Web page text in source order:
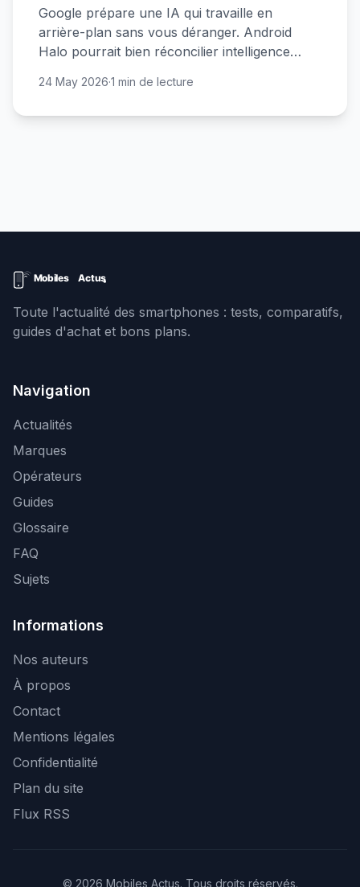
Google prépare une IA qui travaille en
arrière-plan sans vous déranger. Android
Halo pourrait bien réconcilier intelligence
24 May 2026·1 min de lecture
Toute l'actualité des smartphones : tests, comparatifs,
guides d'achat et bons plans.
Navigation
Actualités
Marques
Opérateurs
Guides
Glossaire
FAQ
Sujets
Informations
Nos auteurs
À propos
Contact
Mentions légales
Confidentialité
Plan du site
Flux RSS
© 2026 Mobiles Actus. Tous droits réservés.